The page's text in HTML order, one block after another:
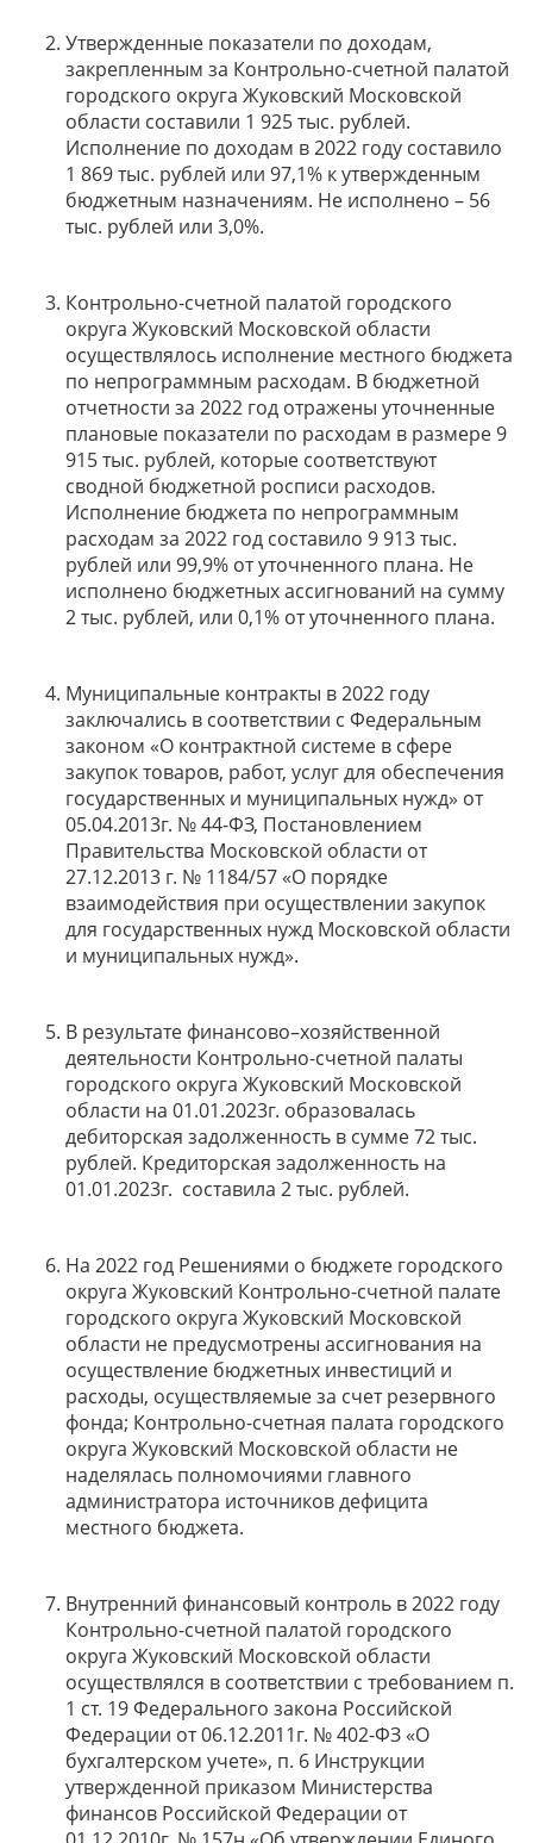
Утвержденные показатели по доходам,
закрепленным за Контрольно-счетной палатой
городского округа Жуковский Московской
области составили 1 925 тыс. рублей.
Исполнение по доходам в 2022 году составило
1 869 тыс. рублей или 97,1% к утвержденным
бюджетным назначениям. Не исполнено – 56
тыс. рублей или 3,0%.
Контрольно-счетной палатой городского
округа Жуковский Московской области
осуществлялось исполнение местного бюджета
по непрограммным расходам. В бюджетной
отчетности за 2022 год отражены уточненные
плановые показатели по расходам в размере 9
915 тыс. рублей, которые соответствуют
сводной бюджетной росписи расходов.
Исполнение бюджета по непрограммным
расходам за 2022 год составило 9 913 тыс.
рублей или 99,9% от уточненного плана. Не
исполнено бюджетных ассигнований на сумму
2 тыс. рублей, или 0,1% от уточненного плана.
Муниципальные контракты в 2022 году
заключались в соответствии с Федеральным
законом «О контрактной системе в сфере
закупок товаров, работ, услуг для обеспечения
государственных и муниципальных нужд» от
05.04.2013г. № 44-ФЗ, Постановлением
Правительства Московской области от
27.12.2013 г. № 1184/57 «О порядке
взаимодействия при осуществлении закупок
для государственных нужд Московской области
и муниципальных нужд».
В результате финансово–хозяйственной
деятельности Контрольно-счетной палаты
городского округа Жуковский Московской
области на 01.01.2023г. образовалась
дебиторская задолженность в сумме 72 тыс.
рублей. Кредиторская задолженность на
01.01.2023г. составила 2 тыс. рублей.
На 2022 год Решениями о бюджете городского
округа Жуковский Контрольно-счетной палате
городского округа Жуковский Московской
области не предусмотрены ассигнования на
осуществление бюджетных инвестиций и
расходы, осуществляемые за счет резервного
фонда; Контрольно-счетная палата городского
округа Жуковский Московской области не
наделялась полномочиями главного
администратора источников дефицита
местного бюджета.
Внутренний финансовый контроль в 2022 году
Контрольно-счетной палатой городского
округа Жуковский Московской области
осуществлялся в соответствии с требованием п.
1 ст. 19 Федерального закона Российской
Федерации от 06.12.2011г. № 402-ФЗ «О
бухгалтерском учете», п. 6 Инструкции
утвержденной приказом Министерства
финансов Российской Федерации от